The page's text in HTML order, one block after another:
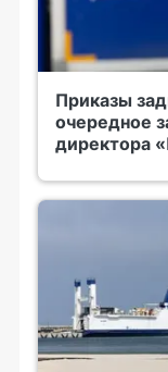
Приказы
очередное
директора